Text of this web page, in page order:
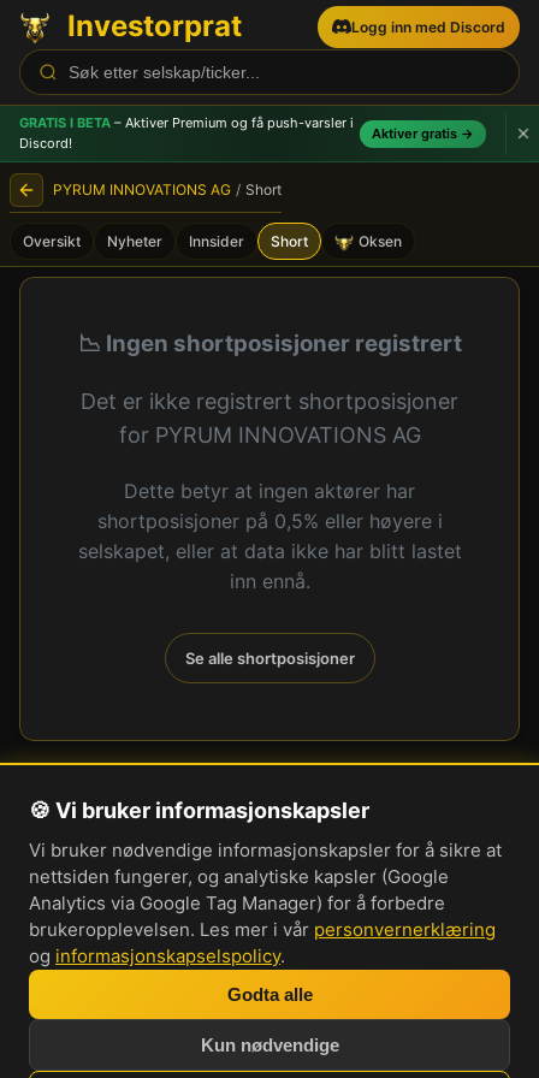
Investorprat Logg inn med Discord
GRATIS I BETA – Aktiver Premium og få push-varsler i
Discord!
Aktiver gratis →
PYRUM INNOVATIONS AG / Short
Oversikt Nyheter Innsider Short Oksen
📉 Ingen shortposisjoner registrert
Det er ikke registrert shortposisjoner
for PYRUM INNOVATIONS AG
Dette betyr at ingen aktører har
shortposisjoner på 0,5% eller høyere i
selskapet, eller at data ikke har blitt lastet
inn ennå.
Se alle shortposisjoner
Om oss
Personvernerklæring
Informasjonskapsler
Brukervilkår
Cookie-innstillinger
Investorprat 2026. Norsk forum og
🍪 Vi bruker informasjonskapsler
Vi bruker nødvendige informasjonskapsler for å sikre at
nettsiden fungerer, og analytiske kapsler (Google
Analytics via Google Tag Manager) for å forbedre
brukeropplevelsen. Les mer i vår personvernerklæring
og informasjonskapselspolicy.
Godta alle
Kun nødvendige